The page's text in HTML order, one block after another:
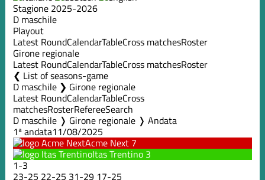
Stagione 2025-2026
D maschile
Playout
Latest RoundCalendarTableCross matchesRoster
Girone regionale
Latest RoundCalendarTableCross matchesRoster
List of seasons-game
D maschile ❯ Girone regionale
Latest RoundCalendarTableCross
matchesRosterRefereeSearch
D maschile ❭ Girone regionale ❭ Andata
1ª andata11/08/2025
Acme Next 7
Itas Trentino 3
1-3
23-25 22-25 31-29 17-25